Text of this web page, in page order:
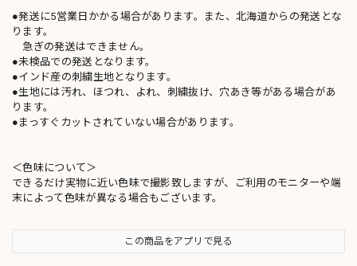
●発送に5営業日かかる場合があります。また、北海道からの発送とな
ります。
急ぎの発送はできません。
●未検品での発送となります。
●インド産の刺繍生地となります。
●生地には汚れ、ほつれ、よれ、刺繍抜け、穴あき等がある場合があ
ります。
●まっすぐカットされていない場合があります。
＜色味について＞
できるだけ実物に近い色味で撮影致しますが、ご利用のモニターや端
末によって色味が異なる場合もございます。
この商品をアプリで見る